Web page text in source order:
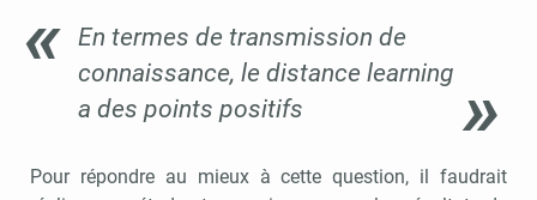
En termes de transmission de
connaissance, le distance learning
a des points positifs
Pour répondre au mieux à cette question, il faudrait